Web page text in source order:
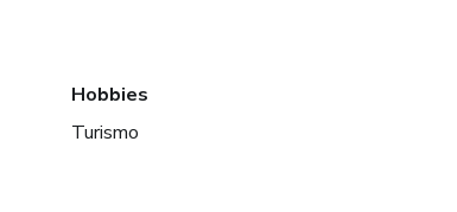
Hobbies
Turismo